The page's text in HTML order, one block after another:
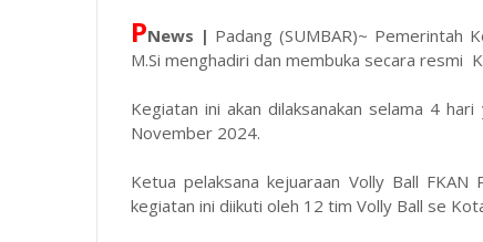
PNews | Padang (SUMBAR)~ Pemerintah
M.Si menghadiri dan membuka secara resmi
Kegiatan ini akan dilaksanakan selama 4
November 2024.
Ketua pelaksana kejuaraan Volly Ball
kegiatan ini diikuti oleh 12 tim Volly Ball se